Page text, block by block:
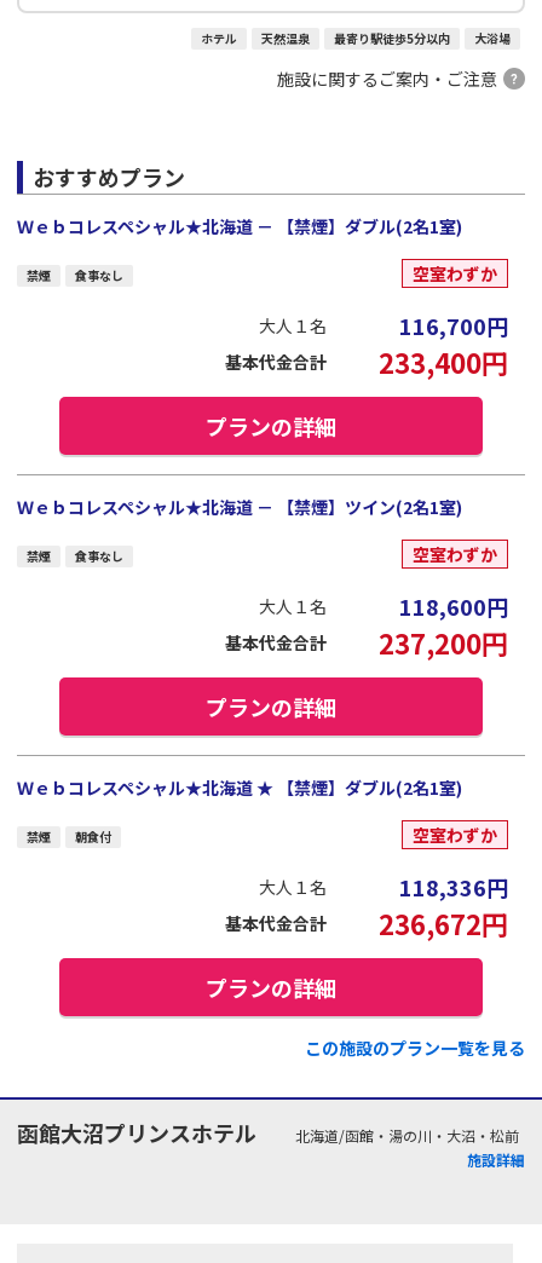
ホテル 天然温泉 最寄り駅徒歩5分以内 大浴場
施設に関するご案内・ご注意
おすすめプラン
Ｗｅｂコレスペシャル★北海道 － 【禁煙】ダブル(2名1室)
禁煙 食事なし 空室わずか
大人１名 116,700円
基本代金合計 233,400円
プランの詳細
Ｗｅｂコレスペシャル★北海道 － 【禁煙】ツイン(2名1室)
禁煙 食事なし 空室わずか
大人１名 118,600円
基本代金合計 237,200円
プランの詳細
Ｗｅｂコレスペシャル★北海道 ★ 【禁煙】ダブル(2名1室)
禁煙 朝食付 空室わずか
大人１名 118,336円
基本代金合計 236,672円
プランの詳細
この施設のプラン一覧を見る
函館大沼プリンスホテル
北海道/函館・湯の川・大沼・松前
施設詳細